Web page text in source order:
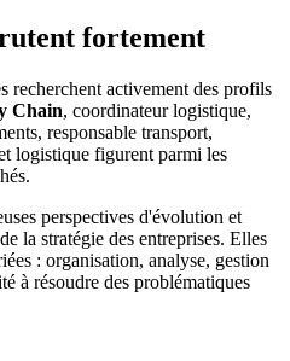
fortement
recherchent activement des profils
Chain, coordinateur logistique,
responsable transport,
logistique figurent parmi les
perspectives d'évolution et
la stratégie des entreprises. Elles
: organisation, analyse, gestion
à résoudre des problématiques